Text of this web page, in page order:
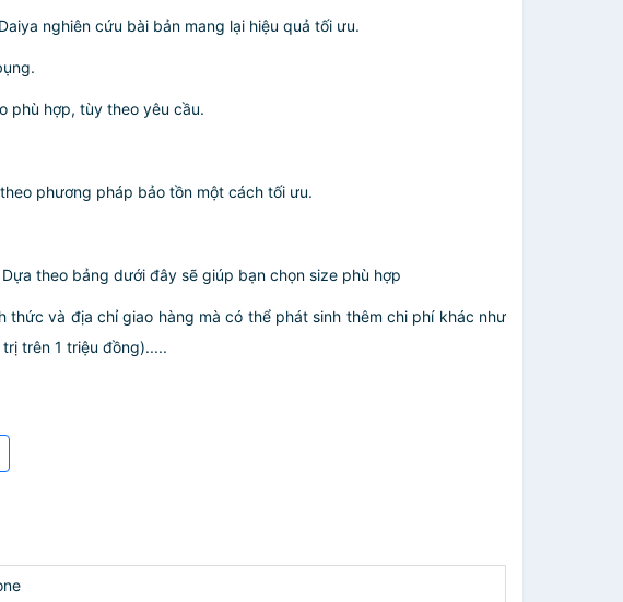
nghiên cứu bài bản mang lại hiệu quả tối ưu.
phù hợp, tùy theo yêu cầu.
phương pháp bảo tồn một cách tối ưu.
theo bảng dưới đây sẽ giúp bạn chọn size phù hợp
thức và địa chỉ giao hàng mà có thể phát sinh thêm chi phí khác như
trên 1 triệu đồng).....